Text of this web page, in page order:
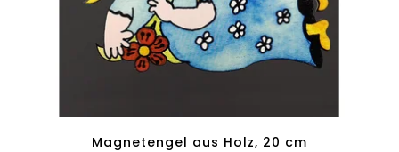
Magnetengel aus Holz, 20 cm